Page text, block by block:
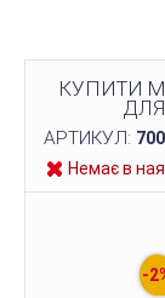
КУПИТИ
АРТИКУЛ:
Немає в